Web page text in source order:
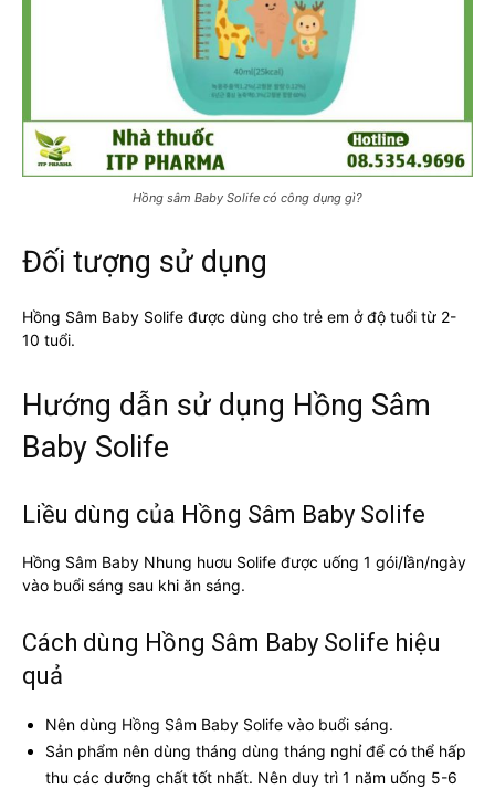
Hồng sâm Baby Solife có công dụng gì?
Đối tượng sử dụng
Hồng Sâm Baby Solife được dùng cho trẻ em ở độ tuổi từ 2-
10 tuổi.
Hướng dẫn sử dụng Hồng Sâm
Baby Solife
Liều dùng của Hồng Sâm Baby Solife
Hồng Sâm Baby Nhung huơu Solife được uống 1 gói/lần/ngày
vào buổi sáng sau khi ăn sáng.
Cách dùng Hồng Sâm Baby Solife hiệu
quả
Nên dùng Hồng Sâm Baby Solife vào buổi sáng.
Sản phẩm nên dùng tháng dùng tháng nghỉ để có thể hấp
thu các dưỡng chất tốt nhất. Nên duy trì 1 năm uống 5-6